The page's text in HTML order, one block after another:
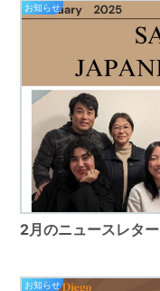
お知らせ
2月のニュースレター
お知らせ